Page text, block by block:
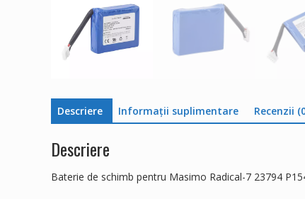
Descriere Informații suplimentare Recenzii
Descriere
Baterie de schimb pentru Masimo Radical-7 23794